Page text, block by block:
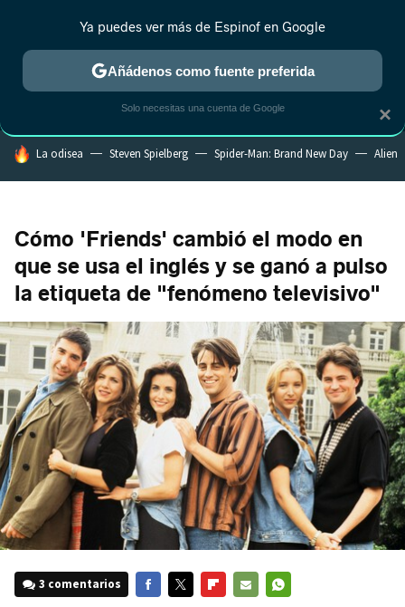
MENÚ NUEVO
ESTRENOS REALITY ANIME RANKINGS CINE
HOY SE HABLA DE
La odisea Steven Spielberg Spider-Man: Brand New Day Alien
Cómo 'Friends' cambió el modo en
que se usa el inglés y se ganó a pulso
la etiqueta de "fenómeno televisivo"
3 comentarios
×
Ya puedes ver más de Espinof en Google
Añádenos como fuente preferida
Solo necesitas una cuenta de Google